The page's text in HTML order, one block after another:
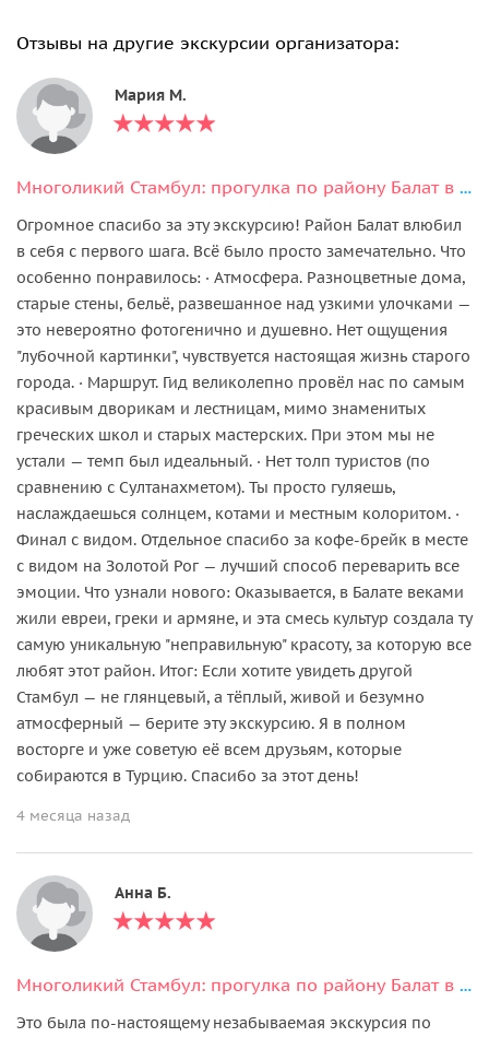
Отзывы на другие экскурсии организатора:
Мария М.
Многоликий Стамбул: прогулка по району Балат в мини-группе
Огромное спасибо за эту экскурсию! Район Балат влюбил
в себя с первого шага. Всё было просто замечательно. Что
особенно понравилось: · Атмосфера. Разноцветные дома,
старые стены, бельё, развешанное над узкими улочками —
это невероятно фотогенично и душевно. Нет ощущения
"лубочной картинки", чувствуется настоящая жизнь старого
города. · Маршрут. Гид великолепно провёл нас по самым
красивым дворикам и лестницам, мимо знаменитых
греческих школ и старых мастерских. При этом мы не
устали — темп был идеальный. · Нет толп туристов (по
сравнению с Султанахметом). Ты просто гуляешь,
наслаждаешься солнцем, котами и местным колоритом. ·
Финал с видом. Отдельное спасибо за кофе-брейк в месте
с видом на Золотой Рог — лучший способ переварить все
эмоции. Что узнали нового: Оказывается, в Балате веками
жили евреи, греки и армяне, и эта смесь культур создала ту
самую уникальную "неправильную" красоту, за которую все
любят этот район. Итог: Если хотите увидеть другой
Стамбул — не глянцевый, а тёплый, живой и безумно
атмосферный — берите эту экскурсию. Я в полном
восторге и уже советую её всем друзьям, которые
собираются в Турцию. Спасибо за этот день!
4 месяца назад
Анна Б.
Многоликий Стамбул: прогулка по району Балат в мини-группе
Это была по-настоящему незабываемая экскурсия по